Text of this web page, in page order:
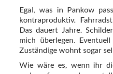
Egal, was in Pankow
kontraproduktiv.
Das dauert Jahre.
mich überlegen.
Zuständige wohnt sogar
Wie wäre es, wenn ihr